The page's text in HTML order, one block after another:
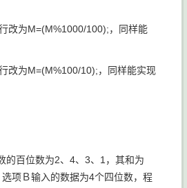
改为M=(M%1000/100);​，同样能
改为M=(M%100/10);​，同样能实现
的百位数为2、4、3、1，其和为
项Ｂ输入的数据为4个四位数，程